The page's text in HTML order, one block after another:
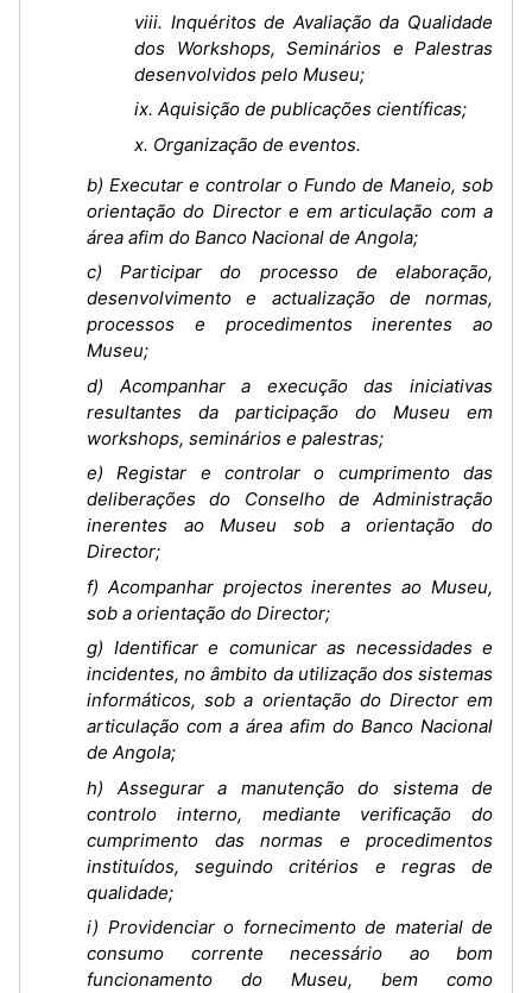
viii. Inquéritos de Avaliação da Qualidade
dos Workshops, Seminários e Palestras
desenvolvidos pelo Museu;
ix. Aquisição de publicações científicas;
x. Organização de eventos.
b) Executar e controlar o Fundo de Maneio, sob
orientação do Director e em articulação com a
área afim do Banco Nacional de Angola;
c) Participar do processo de elaboração,
desenvolvimento e actualização de normas,
processos e procedimentos inerentes ao
Museu;
d) Acompanhar a execução das iniciativas
resultantes da participação do Museu em
workshops, seminários e palestras;
e) Registar e controlar o cumprimento das
deliberações do Conselho de Administração
inerentes ao Museu sob a orientação do
Director;
f) Acompanhar projectos inerentes ao Museu,
sob a orientação do Director;
g) Identificar e comunicar as necessidades e
incidentes, no âmbito da utilização dos sistemas
informáticos, sob a orientação do Director em
articulação com a área afim do Banco Nacional
de Angola;
h) Assegurar a manutenção do sistema de
controlo interno, mediante verificação do
cumprimento das normas e procedimentos
instituídos, seguindo critérios e regras de
qualidade;
i) Providenciar o fornecimento de material de
consumo corrente necessário ao bom
funcionamento do Museu, bem como